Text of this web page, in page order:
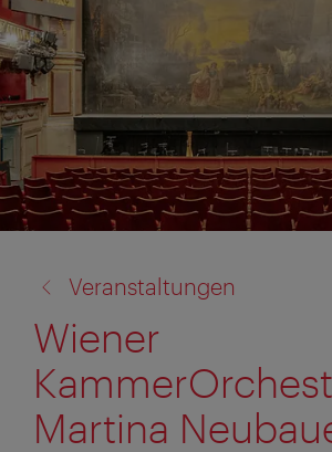
zu:
Veranstaltungen
Wiener
Martina